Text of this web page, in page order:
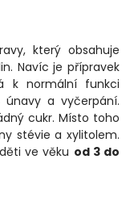
který obsahuje
Navíc je přípravek
k normální funkci
a vyčerpání.
cukr. Místo toho
stévie a xylitolem.
ve věku od 3 do